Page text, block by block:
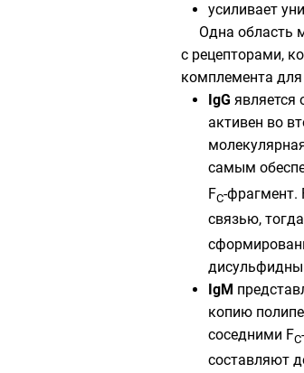
усиливает
Одна область
с рецепторами,
комплемента для
IgG
активен во
самым
FC-фрагмент.
связью,
IgM
копию
соседними FC
составляют